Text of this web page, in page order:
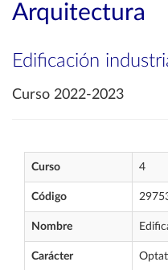
Arquitectura
Edificación
Curso 2022-2023
Curso 4
Código
Nombre
Carácter